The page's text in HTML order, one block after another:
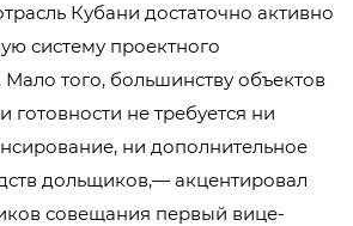
Кубани достаточно активно
систему проектного
того, большинству объектов
готовности не требуется ни
ни дополнительное
дольщиков,— акцентировал
совещания первый вице-